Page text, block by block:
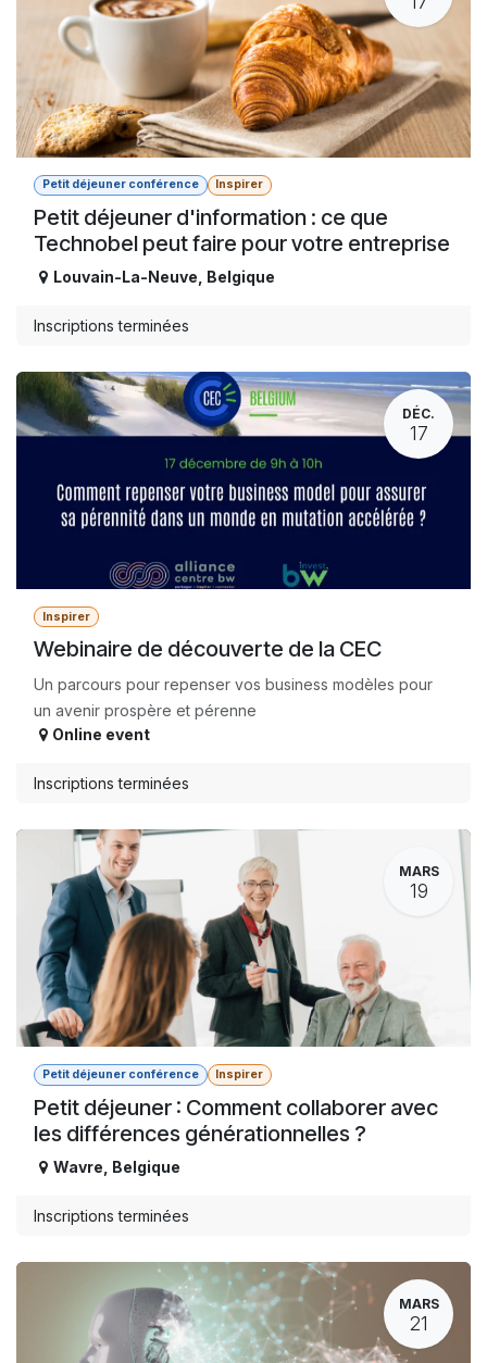
Petit déjeuner conférence Inspirer
Petit déjeuner d'information : ce que
Technobel peut faire pour votre entreprise
Louvain-La-Neuve Belgique
Inscriptions terminées
DÉC.
17
Inspirer
Webinaire de découverte de la CEC
Un parcours pour repenser vos business modèles pour
un avenir prospère et pérenne
Online event
Inscriptions terminées
MARS
19
Petit déjeuner conférence Inspirer
Petit déjeuner : Comment collaborer avec
les différences générationnelles ?
Wavre Belgique
Inscriptions terminées
MARS
21